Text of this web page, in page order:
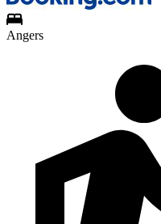
Angers